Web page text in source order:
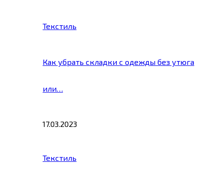
Текстиль
Как убрать складки с одежды без утюга
или…
17.03.2023
Текстиль